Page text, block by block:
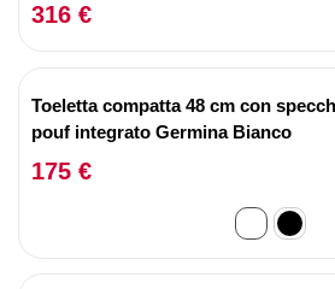
316 €
Toeletta compatta 48 cm con
pouf integrato Germina Bianco
175 €